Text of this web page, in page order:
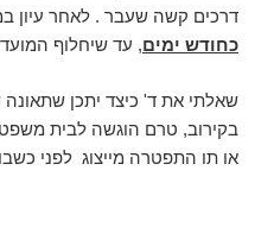
דרכים קשה שעבר . לאחר עיון
כחודש ימים, עד שיחלוף
בקירוב, טרם הוגשה לבית
או תו התפטרה מייצוג לפני